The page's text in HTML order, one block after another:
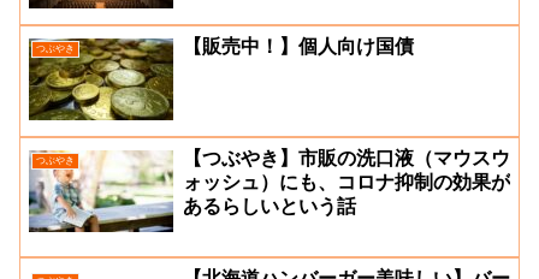
つぶやき 【販売中！】個人向け国債
つぶやき
【つぶやき】市販の洗口液（マウスウ
ォッシュ）にも、コロナ抑制の効果が
あるらしいという話